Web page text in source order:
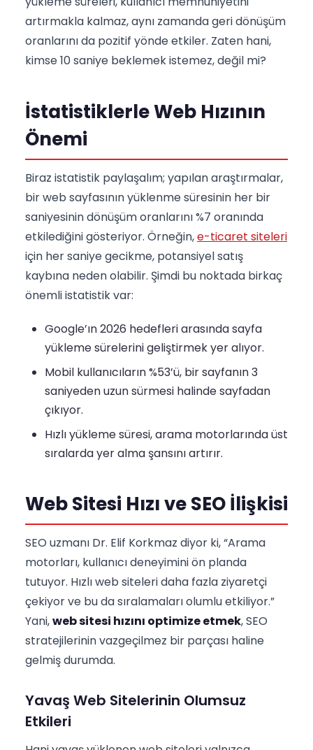
artırmakla kalmaz, aynı zamanda geri dönüşüm
oranlarını da pozitif yönde etkiler. Zaten hani,
kimse 10 saniye beklemek istemez, değil mi?
İstatistiklerle Web Hızının
Önemi
Biraz istatistik paylaşalım; yapılan araştırmalar,
bir web sayfasının yüklenme süresinin her bir
saniyesinin dönüşüm oranlarını %7 oranında
etkilediğini gösteriyor. Örneğin,e-ticaret siteleri
için her saniye gecikme, potansiyel satış
kaybına neden olabilir. Şimdi bu noktada birkaç
önemli istatistik var:
Google’ın 2026 hedefleri arasında sayfa
yükleme sürelerini geliştirmek yer alıyor.
Mobil kullanıcıların %53’ü, bir sayfanın 3
saniyeden uzun sürmesi halinde sayfadan
çıkıyor.
Hızlı yükleme süresi, arama motorlarında üst
sıralarda yer alma şansını artırır.
Web Sitesi Hızı ve SEO İlişkisi
SEO uzmanı Dr. Elif Korkmaz diyor ki, “Arama
motorları, kullanıcı deneyimini ön planda
tutuyor. Hızlı web siteleri daha fazla ziyaretçi
çekiyor ve bu da sıralamaları olumlu etkiliyor.”
Yani,web sitesi hızını optimize etmek, SEO
stratejilerinin vazgeçilmez bir parçası haline
gelmiş durumda.
Yavaş Web Sitelerinin Olumsuz
Etkileri